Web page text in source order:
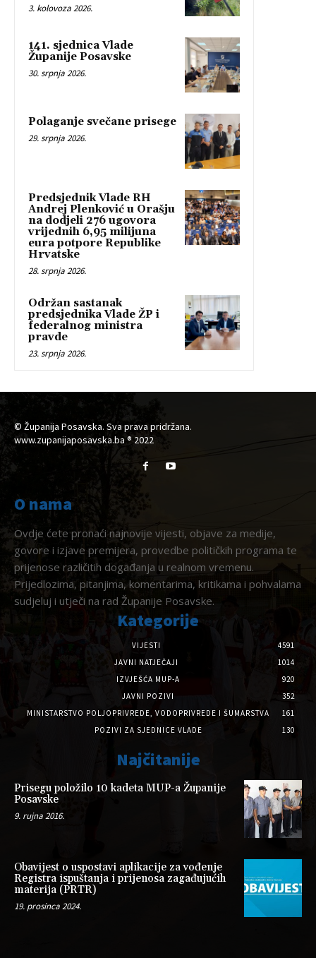
3. kolovoza 2026.
141. sjednica Vlade
Županije Posavske
30. srpnja 2026.
Polaganje svečane prisege
29. srpnja 2026.
Predsjednik Vlade RH
Andrej Plenković u Orašju
na dodjeli 276 ugovora
vrijednih 6,95 milijuna
eura potpore Republike
Hrvatske
28. srpnja 2026.
Održan sastanak
predsjednika Vlade ŽP i
federalnog ministra
pravde
23. srpnja 2026.
© Županija Posavska. Sva prava pridržana.
www.zupanijaposavska.ba ® 2022
O nama
Ovdje ćete pronaći najnovije vijesti, objave za medije,
govore i izjave premijera, provedbe političkih programa te
prijenose različitih događanja u realnom vremenu.
Prijedlozima, pitanjima, komentarima, kritikama i pohvalama
sudjeluj i utječi na rad Županije Posavske.
Kategorije
VIJESTI
4591
JAVNI NATJEČAJI
1014
IZVJEŠĆA MUP-A
920
JAVNI POZIVI
352
MINISTARSTVO POLJOPRIVREDE, VODOPRIVREDE I ŠUMARSTVA
161
POZIVI ZA SJEDNICE VLADE
130
Najčitanije
Prisegu položilo 10 kadeta MUP-a Županije
Posavske
9. rujna 2016.
Obavijest o uspostavi aplikacije za vođenje
Registra ispuštanja i prijenosa zagađujućih
materija (PRTR)
19. prosinca 2024.